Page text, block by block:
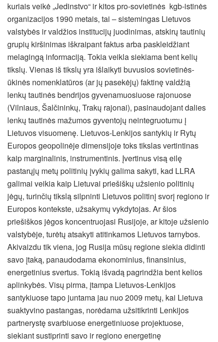
kuriais veikė „Jedinstvo“ ir kitos pro-sovietinės kgb-istinės
organizacijos 1990 metais, tai – sistemingas Lietuvos
valstybės ir valdžios institucijų juodinimas, atskirų tautinių
grupių kiršinimas iškraipant faktus arba paskleidžiant
melagingą informaciją. Tokia veikla siekiama bent kelių
tikslų. Vienas iš tikslų yra išlaikyti buvusios sovietinės-
ūkinės nomenklatūros (ar jų pasekėjų) faktinę valdžią
lenkų tautinės bendrijos gyvenamuosiuose rajonuose
(Vilniaus, Šalčininkų, Trakų rajonai), pasinaudojant dalies
lenkų tautinės mažumos gyventojų neintegruotumu į
Lietuvos visuomenę. Lietuvos-Lenkijos santykių ir Rytų
Europos geopolinėje dimensijoje toks tikslas vertintinas
kaip marginalinis, instrumentinis. Įvertinus visą eilę
pastarųjų metų politinių įvykių galima sakyti, kad LLRA
galimai veikia kaip Lietuvai priešiškų užsienio politinių
jėgų, turinčių tikslą silpninti Lietuvos politinį svorį regiono ir
Europos kontekste, užsakymų vykdytojas. Ar šios
priešiškos jėgos koncentruojasi Rusijoje, ar kitoje užsienio
valstybėje, turėtų atsakyti atitinkamos Lietuvos tarnybos.
Akivaizdu tik viena, jog Rusija mūsų regione siekia didinti
savo įtaką, panaudodama ekonominius, finansinius,
energetinius svertus. Tokią išvadą pagrindžia bent kelios
aplinkybės. Visų pirma, įtampa Lietuvos-Lenkijos
santykiuose tapo juntama jau nuo 2009 metų, kai Lietuva
suaktyvino pastangas, norėdama užsitikrinti Lenkijos
partnerystę svarbiuose energetiniuose projektuose,
siekiant sustiprinti savo ir regiono energetinę